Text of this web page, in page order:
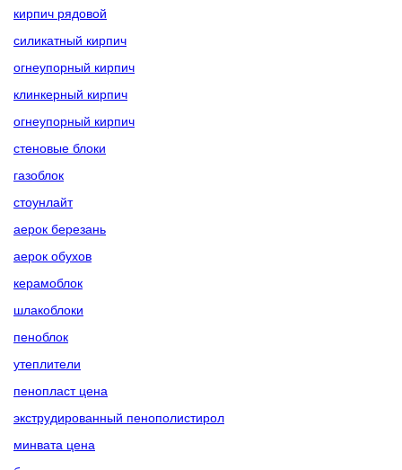
кирпич рядовой
силикатный кирпич
огнеупорный кирпич
клинкерный кирпич
огнеупорный кирпич
стеновые блоки
газоблок
стоунлайт
аерок березань
аерок обухов
керамоблок
шлакоблоки
пеноблок
утеплители
пенопласт цена
экструдированный пенополистирол
минвата цена